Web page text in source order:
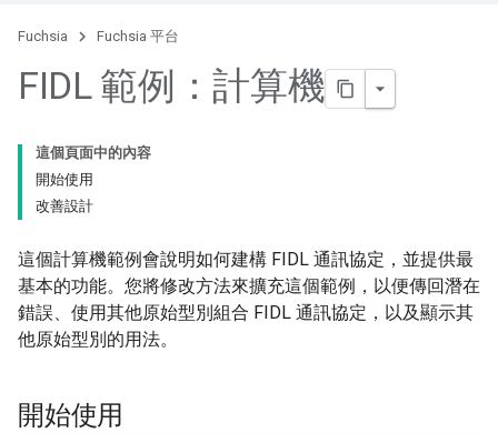
Fuchsia Fuchsia 平台
FIDL 範例：計算機
這個頁面中的內容
開始使用
改善設計
這個計算機範例會說明如何建構 FIDL 通訊協定，並提供最
基本的功能。您將修改方法來擴充這個範例，以便傳回潛在
錯誤、使用其他原始型別組合 FIDL 通訊協定，以及顯示其
他原始型別的用法。
開始使用